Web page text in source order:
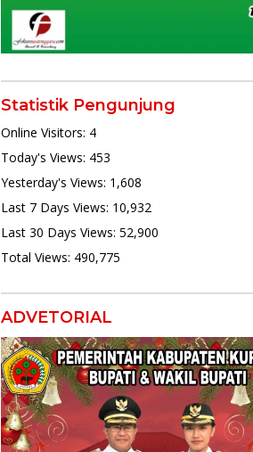
Statistik Pengunjung
Online Visitors: 4
Today's Views: 453
Yesterday's Views: 1,608
Last 7 Days Views: 10,932
Last 30 Days Views: 52,900
Total Views: 490,775
ADVETORIAL